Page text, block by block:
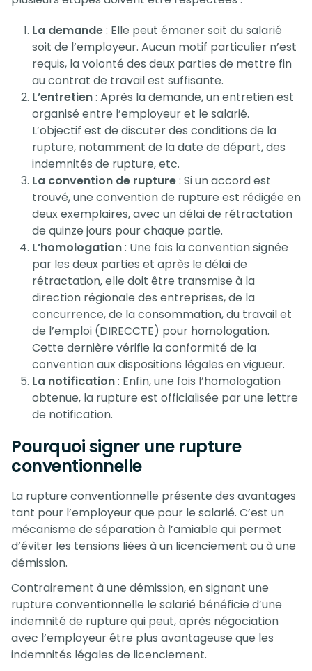
La demande: Elle peut émaner soit du salarié
soit de l’employeur. Aucun motif particulier n’est
requis, la volonté des deux parties de mettre fin
au contrat de travail est suffisante.
L’entretien: Après la demande, un entretien est
organisé entre l’employeur et le salarié.
L’objectif est de discuter des conditions de la
rupture, notamment de la date de départ, des
indemnités de rupture, etc.
La convention de rupture: Si un accord est
trouvé, une convention de rupture est rédigée en
deux exemplaires, avec un délai de rétractation
de quinze jours pour chaque partie.
L’homologation: Une fois la convention signée
par les deux parties et après le délai de
rétractation, elle doit être transmise à la
direction régionale des entreprises, de la
concurrence, de la consommation, du travail et
de l’emploi (DIRECCTE) pour homologation.
Cette dernière vérifie la conformité de la
convention aux dispositions légales en vigueur.
La notification: Enfin, une fois l’homologation
obtenue, la rupture est officialisée par une lettre
de notification.
Pourquoi signer une rupture
conventionnelle
La rupture conventionnelle présente des avantages
tant pour l’employeur que pour le salarié. C’est un
mécanisme de séparation à l’amiable qui permet
d’éviter les tensions liées à un licenciement ou à une
démission.
Contrairement à une démission, en signant une
rupture conventionnelle le salarié bénéficie d’une
indemnité de rupture qui peut, après négociation
avec l’employeur être plus avantageuse que les
indemnités légales de licenciement.